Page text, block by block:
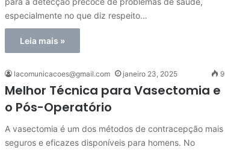
especialmente no que diz respeito…
Leia mais »
lacomunicacoes@gmail.com janeiro 23, 2025 9
Melhor Técnica para Vasectomia e
o Pós-Operatório
A vasectomia é um dos métodos de contracepção mais
seguros e eficazes disponíveis para homens. No